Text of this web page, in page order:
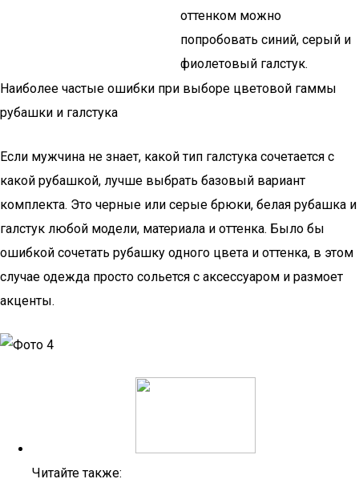
оттенком можно
попробовать синий, серый и
фиолетовый галстук.
Наиболее частые ошибки при выборе цветовой гаммы
рубашки и галстука
Если мужчина не знает, какой тип галстука сочетается с
какой рубашкой, лучше выбрать базовый вариант
комплекта. Это черные или серые брюки, белая рубашка и
галстук любой модели, материала и оттенка. Было бы
ошибкой сочетать рубашку одного цвета и оттенка, в этом
случае одежда просто сольется с аксессуаром и размоет
акценты.
Читайте также: